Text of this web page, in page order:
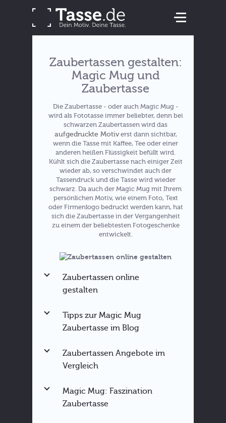
Zaubertassen gestalten:
Magic Mug und
Zaubertasse
Die Zaubertasse - oder auch Magic Mug -
wird als Fototasse immer beliebter, denn bei
schwarzen Zaubertassen wird das
aufgedruckte Motiverst dann sichtbar,
wenn die Tasse mit Kaffee, Tee oder einer
anderen heißen Flüssigkeit befüllt wird.
Kühlt sich die Zaubertasse nach einiger Zeit
wieder ab, so verschwindet auch der
Tassendruck und die Tasse wird wieder
schwarz. Da auch der Magic Mug mit Ihrem
persönlichen Motiv, wie einem Foto, Text
oder Firmenlogo bedruckt werden kann, hat
sich die Zaubertasse in der Vergangenheit
zu einem der beliebtesten Fotogeschenke
entwickelt.
Zaubertassen online
gestalten
Tipps zur Magic Mug
Zaubertasse im Blog
Zaubertassen Anleitung
Sprüche für die Zaubertasse
Zaubertassen Angebote im
Vergleich
Magic Mug: Faszination
Zaubertasse